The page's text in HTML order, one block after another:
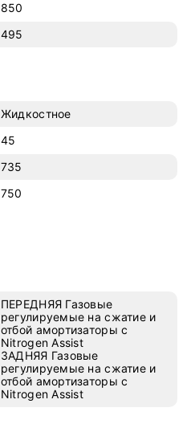
850
495
Жидкостное
45
735
750
ПЕРЕДНЯЯ Газовые
регулируемые на сжатие и
отбой амортизаторы с
Nitrogen Assist
ЗАДНЯЯ Газовые
регулируемые на сжатие и
отбой амортизаторы с
Nitrogen Assist